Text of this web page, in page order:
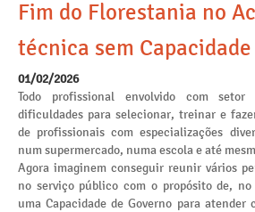
Fim do Florestania no
técnica sem
01/02/2026
Todo profissional envolvido com
dificuldades para selecionar, treinar e
de profissionais com especializações
num supermercado, numa escola e até
Agora imaginem conseguir reunir vários
no serviço público com o propósito de,
uma Capacidade de Governo para atender